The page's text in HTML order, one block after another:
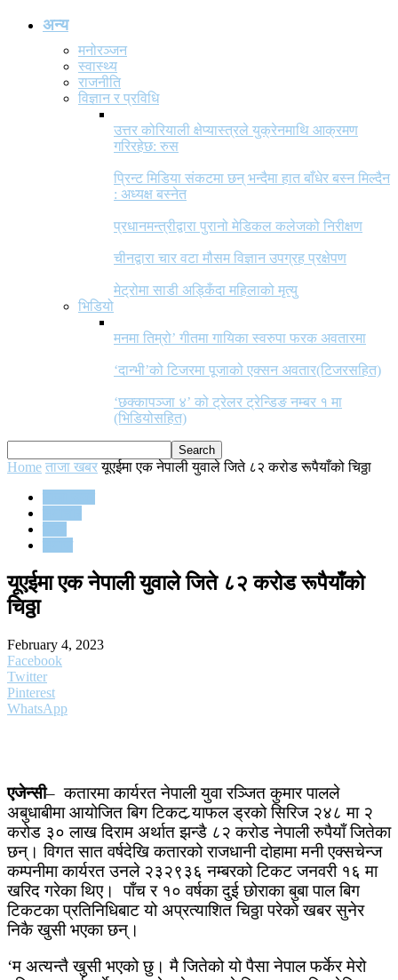
अन्य
मनोरञ्जन
स्वास्थ्य
राजनीति
विज्ञान र प्रविधि
उत्तर कोरियाली क्षेप्यास्त्रले युक्रेनमाथि आक्रमण
गरिरहेछ: रुस
प्रिन्ट मिडिया संकटमा छन् भन्दैमा हात बाँधेर बस्न मिल्दैन
: अध्यक्ष बस्नेत
प्रधानमन्त्रीद्वारा पुरानो मेडिकल कलेजको निरीक्षण
चीनद्वारा चार वटा मौसम विज्ञान उपग्रह प्रक्षेपण
मेट्रोमा साडी अड्किँदा महिलाको मृत्यु
भिडियो
मनमा तिम्रो’ गीतमा गायिका स्वरुपा फरक अवतारमा
‘दान्भी’को टिजरमा पूजाको एक्सन अवतार(टिजरसहित)
‘छक्कापञ्जा ४’ को ट्रेलर ट्रेन्डिङ नम्बर १ मा
(भिडियोसहित)
Home ताजा खबर यूएईमा एक नेपाली युवाले जिते ८२ करोड रूपैयाँको चिठ्ठा
यूएईमा एक नेपाली युवाले जिते ८२ करोड रूपैयाँको
चिठ्ठा
February 4, 2023
Facebook
Twitter
Pinterest
WhatsApp
एजेन्सी– कतारमा कार्यरत नेपाली युवा रञ्जित कुमार पालले
अबुधाबीमा आयोजित बिग टिकट र्‍याफल ड्रको सिरिज २४८ मा २
करोड ३० लाख दिराम अर्थात झन्डै ८२ करोड नेपाली रुपैयाँ जितेका
छन्। विगत सात वर्षदेखि कतारको राजधानी दोहामा मनी एक्सचेन्ज
कम्पनीमा कार्यरत उनले २३२९३६ नम्बरको टिकट जनवरी १६ मा
खरिद गरेका थिए। पाँच र १० वर्षका दुई छोराका बुबा पाल बिग
टिकटका प्रतिनिधिबाट यो अप्रत्याशित चिठ्ठा परेको खबर सुनेर
निकै खुसी भएका छन्।
‘म अत्यन्तै खुसी भएको छु। मै जितेको यो पैसा नेपाल फर्केर मेरो